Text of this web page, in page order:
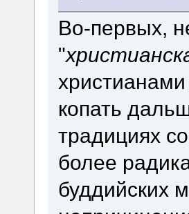
Во-первых,
"
копать
традициях
более
буддийских